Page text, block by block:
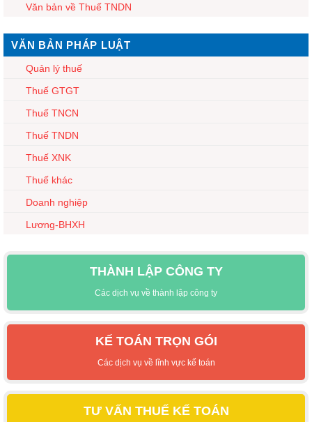
Văn bản về Thuế TNDN
VĂN BẢN PHÁP LUẬT
Quản lý thuế
Thuế GTGT
Thuế TNCN
Thuế TNDN
Thuế XNK
Thuế khác
Doanh nghiệp
Lương-BHXH
THÀNH LẬP CÔNG TY
Các dịch vụ về thành lập công ty
KẾ TOÁN TRỌN GÓI
Các dịch vụ về lĩnh vực kế toán
TƯ VẤN THUẾ KẾ TOÁN